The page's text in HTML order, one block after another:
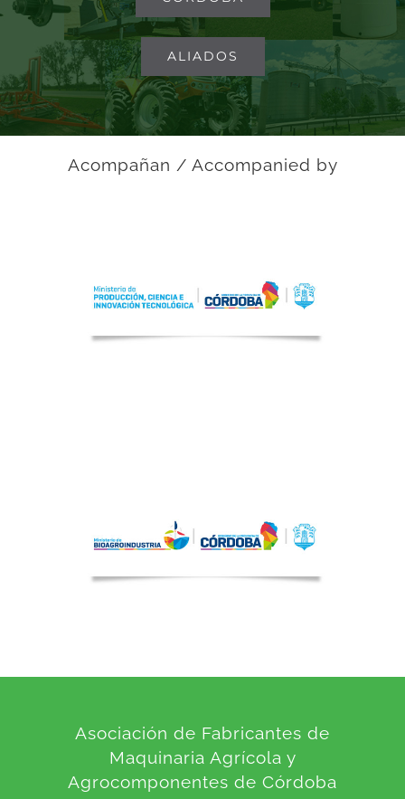
ALIADOS
Acompañan / Accompanied by
Asociación de Fabricantes de
Maquinaria Agrícola y
Agrocomponentes de Córdoba